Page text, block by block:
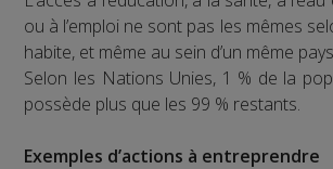
ou à l’emploi ne sont pas les mêmes
habite, et même au sein d’un même
Selon les Nations Unies, 1 % de la
possède plus que les 99 % restants.
Exemples d’actions à entreprendre